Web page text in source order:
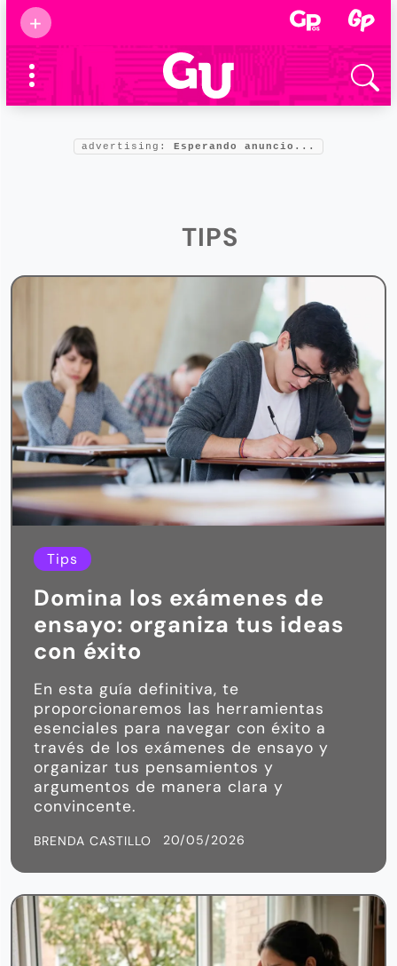
+
Supermamás
2025
Marcas de
confianza
Foro salud
advertising: Esperando anuncio...
TIPS
Tips
Domina los exámenes de
ensayo: organiza tus ideas
con éxito
En esta guía definitiva, te
proporcionaremos las herramientas
esenciales para navegar con éxito a
través de los exámenes de ensayo y
organizar tus pensamientos y
argumentos de manera clara y
convincente.
BRENDA CASTILLO 20/05/2026